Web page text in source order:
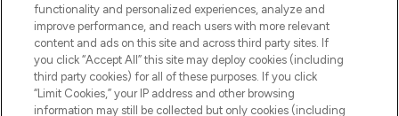
Do Not Sell or Share My Personal
Information
HILFE & INFORMATION
functionality and personalized experiences, analyze and
improve performance, and reach users with more relevant
content and ads on this site and across third party sites. If
you click “Accept All” this site may deploy cookies (including
third party cookies) for all of these purposes. If you click
“Limit Cookies,” your IP address and other browsing
information may still be collected but only cookies (including